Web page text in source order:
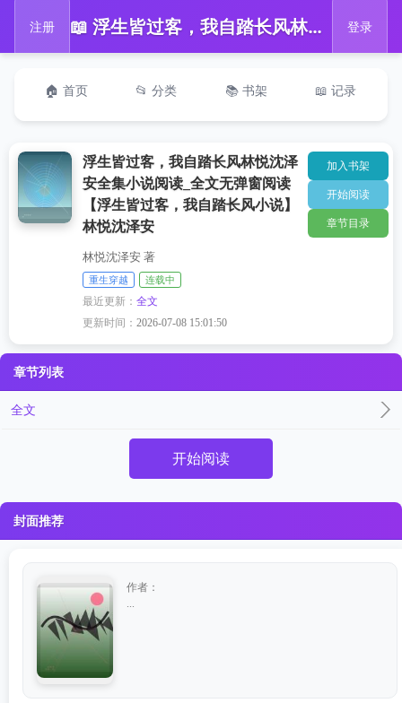
注册 📖 浮生皆过客，我自踏长风林悦沈泽安全集小说阅读_全文无弹窗阅读【浮生皆过客，我自踏长风小说】林悦沈泽安 登录
🏠 首页 📂 分类 📚 书架 📖 记录
浮生皆过客，我自踏长风林悦沈泽
安全集小说阅读_全文无弹窗阅读
【浮生皆过客，我自踏长风小说】
林悦沈泽安
林悦沈泽安 著
重生穿越 连载中
最近更新：全文
更新时间：2026-07-08 15:01:50
加入书架
开始阅读
章节目录
章节列表
全文
开始阅读
封面推荐
作者：